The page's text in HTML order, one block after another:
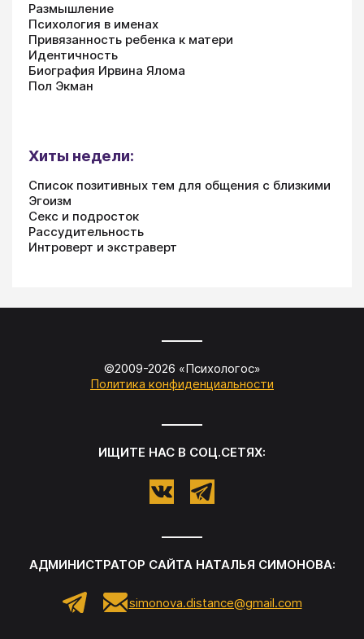
Размышление
Психология в именах
Привязанность ребенка к матери
Идентичность
Биография Ирвина Ялома
Пол Экман
Хиты недели:
Список позитивных тем для общения с близкими
Эгоизм
Секс и подросток
Рассудительность
Интроверт и экстраверт
©2009-2026 «Психологос»
Политика конфиденциальности
ИЩИТЕ НАС В СОЦ.СЕТЯХ:
АДМИНИСТРАТОР САЙТА НАТАЛЬЯ СИМОНОВА:
simonova.distance@gmail.com